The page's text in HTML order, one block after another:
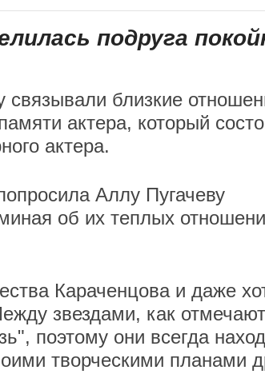
подруга
связывали близкие
актера, который
актера.
Аллу Пугачеву
об их теплых
Караченцова и даже
звездами, как
поэтому они всегда
творческими планами